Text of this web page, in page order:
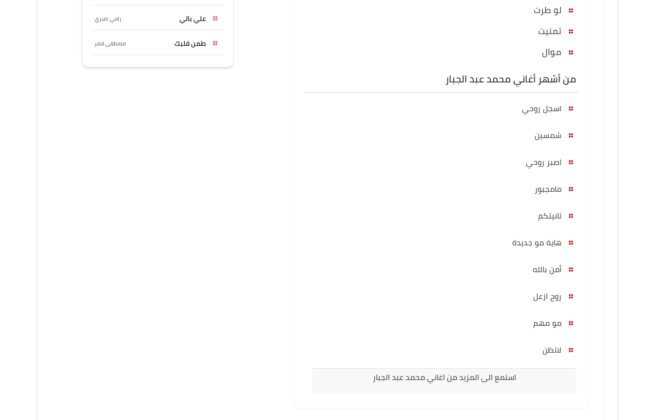
لو طرت
تمنيت
موال
من أشهر أغاني محمد عبد الجبار
اسجل روحي
شمسين
اصبر روحي
مامجبور
تانيتكم
هاية مو جديدة
أمن بالله
روح ازعل
مو مهم
لاتظن
استمع الى المزيد من اغاني محمد عبد الجبار
علي بالي رامي صبري
طمن قلبك مصطفى قمر